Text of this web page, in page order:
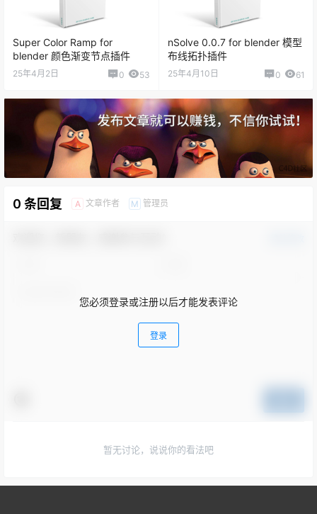
Super Color Ramp for
blender 颜色渐变节点插件
25年4月2日 0 53
nSolve 0.0.7 for blender 模型
布线拓扑插件
25年4月10日 0 61
0 条回复 A 文章作者 M 管理员
您必须登录或注册以后才能发表评论
登录
暂无讨论，说说你的看法吧